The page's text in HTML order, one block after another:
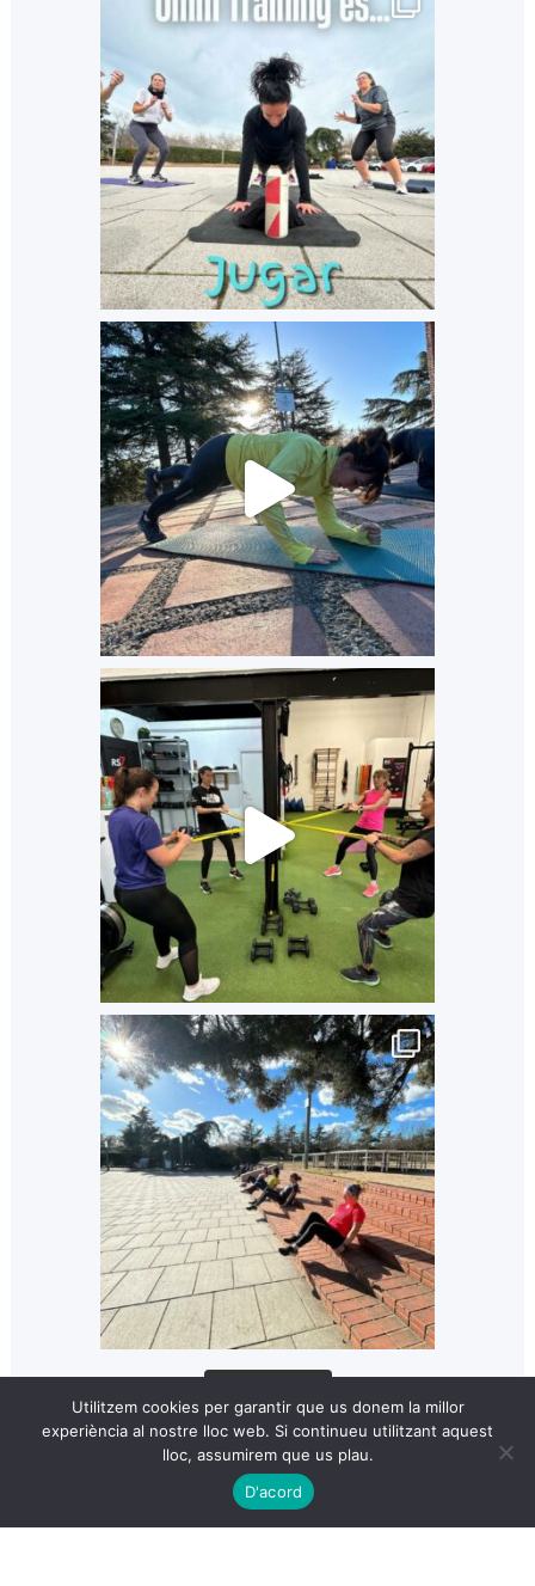
Utilitzem cookies per garantir que us donem la millor
experiència al nostre lloc web. Si continueu utilitzant aquest
lloc, assumirem que us plau.
D'acord